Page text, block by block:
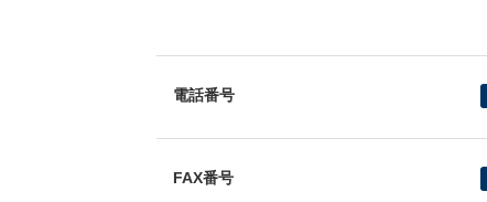
電話番号
FAX番号